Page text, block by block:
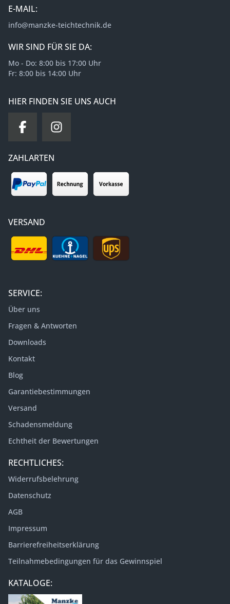
E-MAIL:
info@manzke-teichtechnik.de
WIR SIND FÜR SIE DA:
Mo - Do: 8:00 bis 17:00 Uhr
Fr: 8:00 bis 14:00 Uhr
HIER FINDEN SIE UNS AUCH
ZAHLARTEN
VERSAND
SERVICE:
Über uns
Fragen & Antworten
Downloads
Kontakt
Blog
Garantiebestimmungen
Versand
Schadensmeldung
Echtheit der Bewertungen
RECHTLICHES:
Widerrufsbelehrung
Datenschutz
AGB
Impressum
Barrierefreiheitserklärung
Teilnahmebedingungen für das Gewinnspiel
KATALOGE: